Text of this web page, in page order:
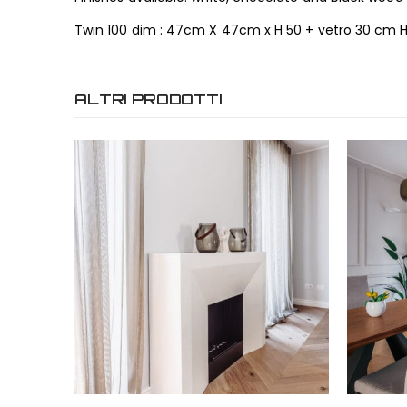
Twin 100 dim : 47cm X 47cm x H 50 + vetro 30 cm
ALTRI PRODOTTI